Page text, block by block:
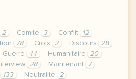
2 Comité 3 Conflit
12
78 Croix 2 Discours
28
Guerre 44 Humanitaire
20
28 Maintenant
7
133 Neutralité
2